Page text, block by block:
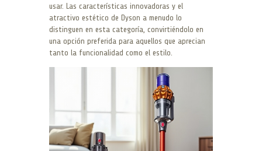
usar. Las características innovadoras y el
atractivo estético de Dyson a menudo lo
distinguen en esta categoría, convirtiéndolo en
una opción preferida para aquellos que aprecian
tanto la funcionalidad como el estilo.